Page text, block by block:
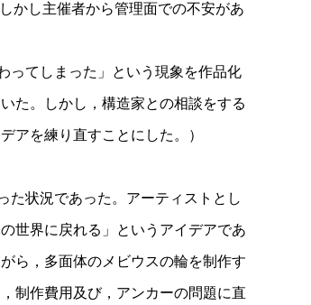
かし主催者から管理面での不安があ
てしまった」という現象を作品化
た。しかし，構造家との相談をする
アを練り直すことにした。）
た状況であった。アーティストとし
世界に戻れる」というアイデアであ
ら，多面体のメビウスの輪を制作す
制作費用及び，アンカーの問題に直